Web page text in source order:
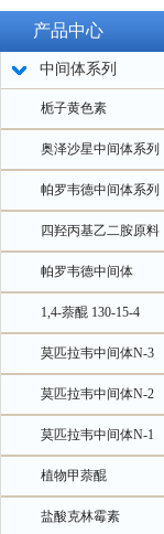
产品中心
中间体系列
栀子黄色素
奥泽沙星中间体系列
帕罗韦德中间体系列
四羟丙基乙二胺原料
帕罗韦德中间体
1,4-萘醌 130-15-4
莫匹拉韦中间体N-3
莫匹拉韦中间体N-2
莫匹拉韦中间体N-1
植物甲萘醌
盐酸克林霉素